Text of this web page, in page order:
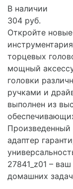
В наличии
304 руб.
Откройте
торцевых
мощный
головки
ручками и
выполнен из
адаптер
27841_z01 –
домашних